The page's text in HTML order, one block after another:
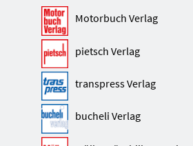
Motorbuch Verlag
pietsch Verlag
transpress Verlag
bucheli Verlag